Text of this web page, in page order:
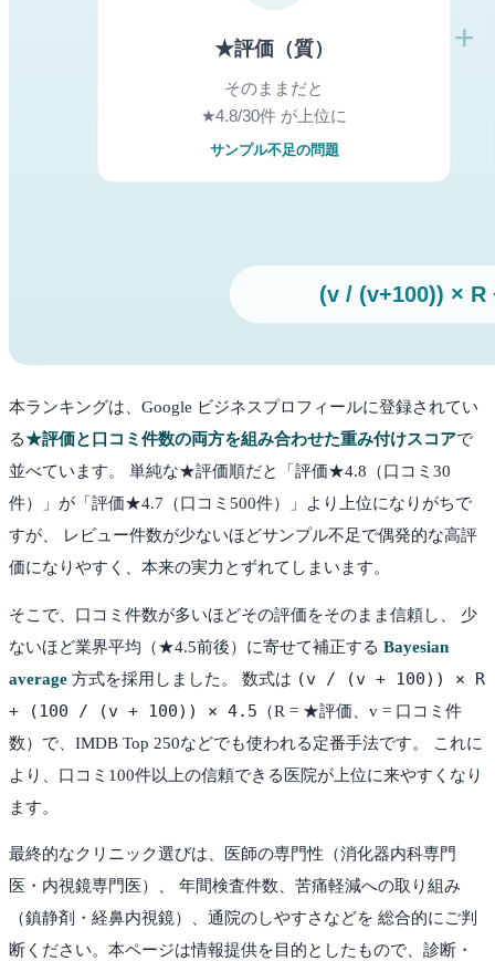
本ランキングは、Google ビジネスプロフィールに登録されてい
る★評価と口コミ件数の両方を組み合わせた重み付けスコアで
並べています。 単純な★評価順だと「評価★4.8（口コミ30
件）」が「評価★4.7（口コミ500件）」より上位になりがちで
すが、 レビュー件数が少ないほどサンプル不足で偶発的な高評
価になりやすく、本来の実力とずれてしまいます。
そこで、口コミ件数が多いほどその評価をそのまま信頼し、 少
ないほど業界平均（★4.5前後）に寄せて補正する Bayesian
average 方式を採用しました。 数式は (v / (v + 100)) × R
+ (100 / (v + 100)) × 4.5 （R = ★評価、v = 口コミ件
数）で、IMDB Top 250などでも使われる定番手法です。 これに
より、口コミ100件以上の信頼できる医院が上位に来やすくなり
ます。
最終的なクリニック選びは、医師の専門性（消化器内科専門
医・内視鏡専門医）、 年間検査件数、苦痛軽減への取り組み
（鎮静剤・経鼻内視鏡）、通院のしやすさなどを 総合的にご判
断ください。本ページは情報提供を目的としたもので、診断・